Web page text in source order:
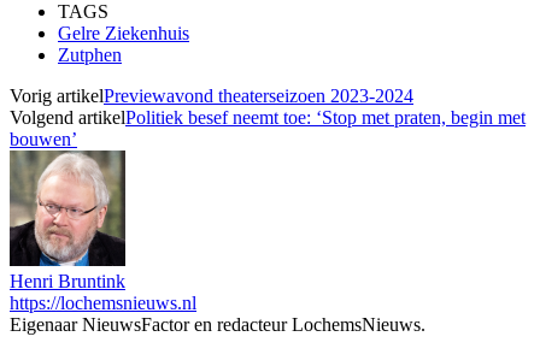
TAGS
Gelre Ziekenhuis
Zutphen
Vorig artikelPreviewavond theaterseizoen 2023-2024
Volgend artikelPolitiek besef neemt toe: ‘Stop met praten, begin met
bouwen’
Henri Bruntink
https://lochemsnieuws.nl
Eigenaar NieuwsFactor en redacteur LochemsNieuws.